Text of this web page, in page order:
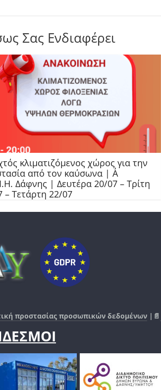
Σας Ενδιαφέρει
κλιματιζόμενος χώρος για την
από τον καύσωνα | Α΄
Δάφνης | Δευτέρα 20/07 – Τρίτη
– Τετάρτη 22/07
προστασίας προσωπικών δεδομένων |📄